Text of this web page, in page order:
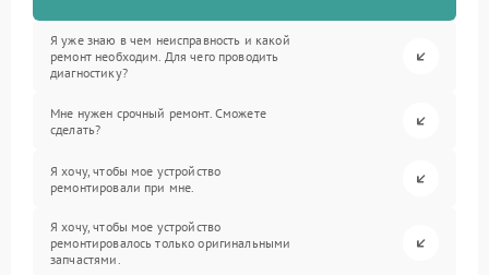
Я уже знаю в чем неисправность и какой
ремонт необходим. Для чего проводить
диагностику?
Мне нужен срочный ремонт. Сможете
сделать?
Я хочу, чтобы мое устройство
ремонтировали при мне.
Я хочу, чтобы мое устройство
ремонтировалось только оригинальными
запчастями.